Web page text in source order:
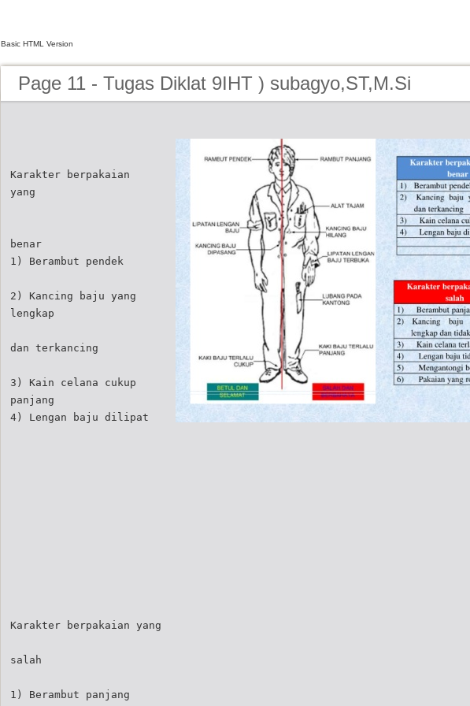
Basic HTML Version
Page 11 - Tugas Diklat 9IHT ) subagyo,ST,M.Si
Karakter berpakaian
yang
benar
1) Berambut pendek
2) Kancing baju yang
lengkap
dan terkancing
3) Kain celana cukup
panjang
4) Lengan baju dilipat
Karakter berpakaian yang
salah
1) Berambut panjang